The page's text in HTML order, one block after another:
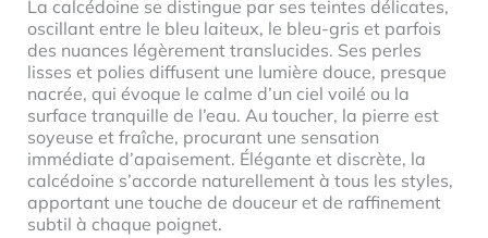
La calcédoine se distingue par ses teintes délicates,
oscillant entre le bleu laiteux, le bleu-gris et parfois
des nuances légèrement translucides. Ses perles
lisses et polies diffusent une lumière douce, presque
nacrée, qui évoque le calme d’un ciel voilé ou la
surface tranquille de l’eau. Au toucher, la pierre est
soyeuse et fraîche, procurant une sensation
immédiate d’apaisement. Élégante et discrète, la
calcédoine s’accorde naturellement à tous les styles,
apportant une touche de douceur et de raffinement
subtil à chaque poignet.